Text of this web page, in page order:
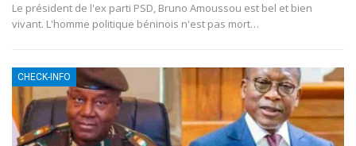
Le président de l'ex parti PSD, Bruno Amoussou est bel et bien
vivant. L'homme politique béninois n'est pas mort…
CHECK-INFO